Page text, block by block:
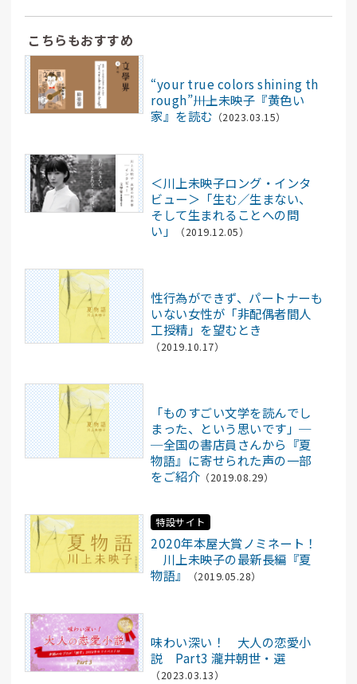
こちらもおすすめ
“your true colors shining th
rough”――川上未映子『黄色い
家』を読む （2023.03.15）
＜川上未映子ロング・インタ
ビュー＞「生む／生まない、
そして生まれることへの問
い」
（2019.12.05）
性行為ができず、パートナーも
いない女性が「非配偶者間人
工授精」を望むとき
（2019.10.17）
「ものすごい文学を読んでし
まった、という思いです」─
─全国の書店員さんから『夏
物語』に寄せられた声の一部
をご紹介 （2019.08.29）
特設サイト
2020年本屋大賞ノミネート！
川上未映子の最新長編『夏
物語』
（2019.05.28）
味わい深い！ 大人の恋愛小
説 Part3 瀧井朝世・選
（2023.03.13）